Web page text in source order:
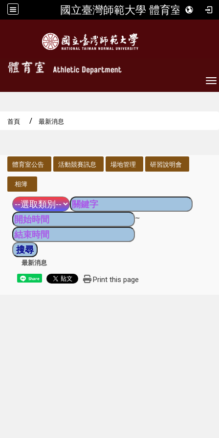
國立臺灣師範大學 體育室
首頁 最新消息
體育室公告 活動競賽訊息 場地管理 研習說明會
相簿
~
最新消息
Share Print this page